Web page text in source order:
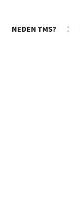
NEDEN TMS?